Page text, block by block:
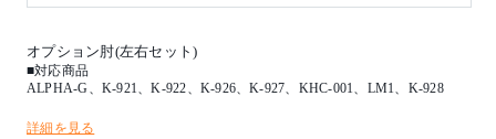
オプション肘(左右セット)
■対応商品
ALPHA-G、K-921、K-922、K-926、K-927、KHC-001、LM1、K-928
詳細を見る